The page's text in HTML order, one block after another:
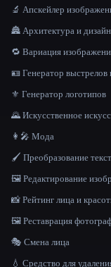
🔬 Апскейлер
🏯 Архитектура и
🔁 Вариация
🪪 Генератор выстрелов
⚜️ Генератор логотипов
🌄 Искусственное
👩‍🎤 Мода
🖌️ Преобразование
🖼️ Редактирование
📸 Рейтинг лица и
🖼️ Реставрация
🎭 Смена лица
💧 Средство для